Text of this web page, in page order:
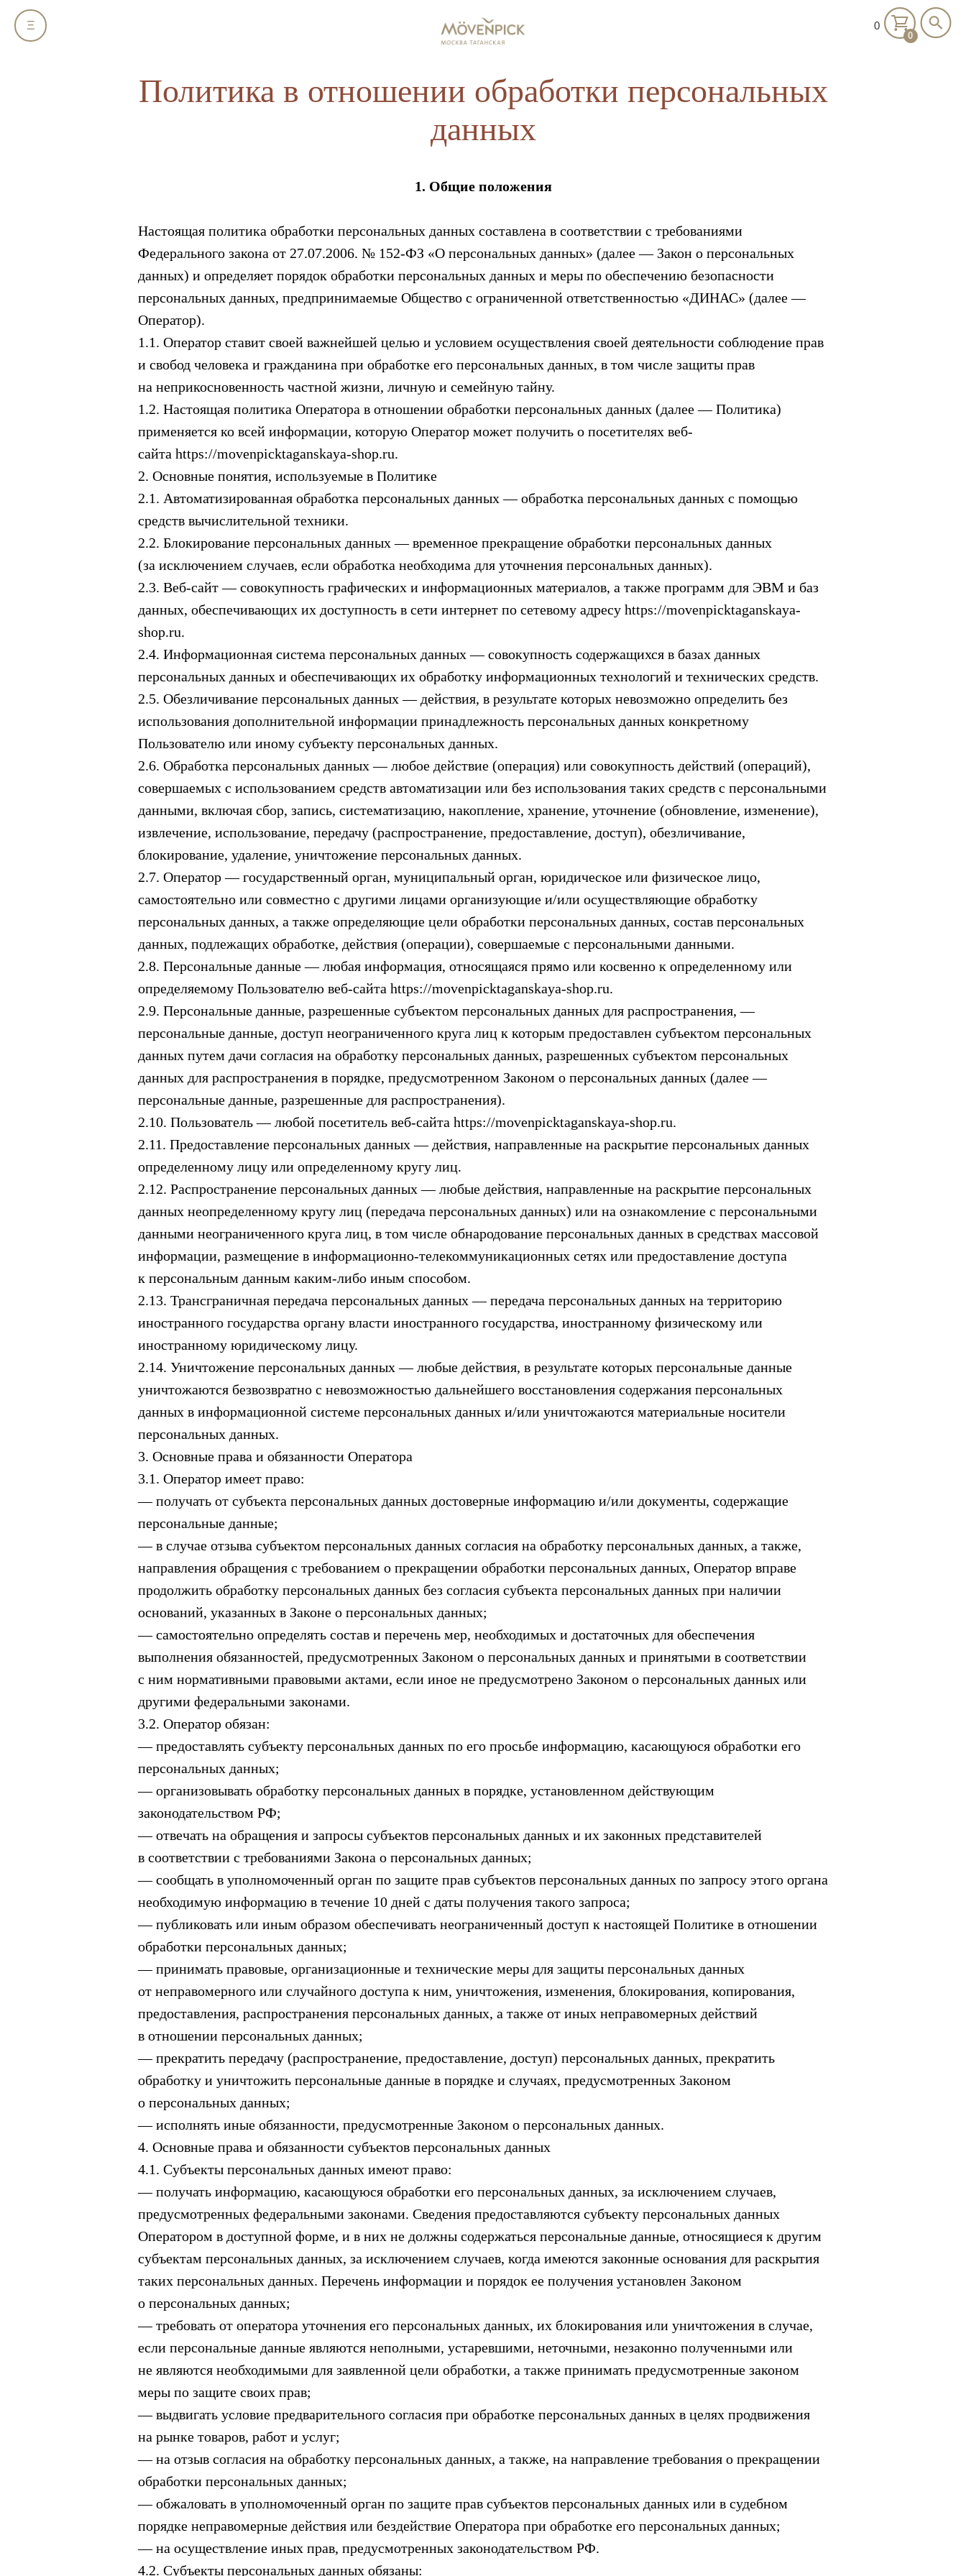
Ξ 0
0
Политика в отношении обработки персональных
данных
1. Общие положения
Настоящая политика обработки персональных данных составлена в соответствии с требованиями
Федерального закона от 27.07.2006. № 152-ФЗ «О персональных данных» (далее — Закон о персональных
данных) и определяет порядок обработки персональных данных и меры по обеспечению безопасности
персональных данных, предпринимаемые Общество с ограниченной ответственностью «ДИНАС» (далее —
Оператор).
1.1. Оператор ставит своей важнейшей целью и условием осуществления своей деятельности соблюдение прав
и свобод человека и гражданина при обработке его персональных данных, в том числе защиты прав
на неприкосновенность частной жизни, личную и семейную тайну.
1.2. Настоящая политика Оператора в отношении обработки персональных данных (далее — Политика)
применяется ко всей информации, которую Оператор может получить о посетителях веб-
сайта https://movenpicktaganskaya-shop.ru.
2. Основные понятия, используемые в Политике
2.1. Автоматизированная обработка персональных данных — обработка персональных данных с помощью
средств вычислительной техники.
2.2. Блокирование персональных данных — временное прекращение обработки персональных данных
(за исключением случаев, если обработка необходима для уточнения персональных данных).
2.3. Веб-сайт — совокупность графических и информационных материалов, а также программ для ЭВМ и баз
данных, обеспечивающих их доступность в сети интернет по сетевому адресу https://movenpicktaganskaya-
shop.ru.
2.4. Информационная система персональных данных — совокупность содержащихся в базах данных
персональных данных и обеспечивающих их обработку информационных технологий и технических средств.
2.5. Обезличивание персональных данных — действия, в результате которых невозможно определить без
использования дополнительной информации принадлежность персональных данных конкретному
Пользователю или иному субъекту персональных данных.
2.6. Обработка персональных данных — любое действие (операция) или совокупность действий (операций),
совершаемых с использованием средств автоматизации или без использования таких средств с персональными
данными, включая сбор, запись, систематизацию, накопление, хранение, уточнение (обновление, изменение),
извлечение, использование, передачу (распространение, предоставление, доступ), обезличивание,
блокирование, удаление, уничтожение персональных данных.
2.7. Оператор — государственный орган, муниципальный орган, юридическое или физическое лицо,
самостоятельно или совместно с другими лицами организующие и/или осуществляющие обработку
персональных данных, а также определяющие цели обработки персональных данных, состав персональных
данных, подлежащих обработке, действия (операции), совершаемые с персональными данными.
2.8. Персональные данные — любая информация, относящаяся прямо или косвенно к определенному или
определяемому Пользователю веб-сайта https://movenpicktaganskaya-shop.ru.
2.9. Персональные данные, разрешенные субъектом персональных данных для распространения, —
персональные данные, доступ неограниченного круга лиц к которым предоставлен субъектом персональных
данных путем дачи согласия на обработку персональных данных, разрешенных субъектом персональных
данных для распространения в порядке, предусмотренном Законом о персональных данных (далее —
персональные данные, разрешенные для распространения).
2.10. Пользователь — любой посетитель веб-сайта https://movenpicktaganskaya-shop.ru.
2.11. Предоставление персональных данных — действия, направленные на раскрытие персональных данных
определенному лицу или определенному кругу лиц.
2.12. Распространение персональных данных — любые действия, направленные на раскрытие персональных
данных неопределенному кругу лиц (передача персональных данных) или на ознакомление с персональными
данными неограниченного круга лиц, в том числе обнародование персональных данных в средствах массовой
информации, размещение в информационно-телекоммуникационных сетях или предоставление доступа
к персональным данным каким-либо иным способом.
2.13. Трансграничная передача персональных данных — передача персональных данных на территорию
иностранного государства органу власти иностранного государства, иностранному физическому или
иностранному юридическому лицу.
2.14. Уничтожение персональных данных — любые действия, в результате которых персональные данные
уничтожаются безвозвратно с невозможностью дальнейшего восстановления содержания персональных
данных в информационной системе персональных данных и/или уничтожаются материальные носители
персональных данных.
3. Основные права и обязанности Оператора
3.1. Оператор имеет право:
— получать от субъекта персональных данных достоверные информацию и/или документы, содержащие
персональные данные;
— в случае отзыва субъектом персональных данных согласия на обработку персональных данных, а также,
направления обращения с требованием о прекращении обработки персональных данных, Оператор вправе
продолжить обработку персональных данных без согласия субъекта персональных данных при наличии
оснований, указанных в Законе о персональных данных;
— самостоятельно определять состав и перечень мер, необходимых и достаточных для обеспечения
выполнения обязанностей, предусмотренных Законом о персональных данных и принятыми в соответствии
с ним нормативными правовыми актами, если иное не предусмотрено Законом о персональных данных или
другими федеральными законами.
3.2. Оператор обязан:
— предоставлять субъекту персональных данных по его просьбе информацию, касающуюся обработки его
персональных данных;
— организовывать обработку персональных данных в порядке, установленном действующим
законодательством РФ;
— отвечать на обращения и запросы субъектов персональных данных и их законных представителей
в соответствии с требованиями Закона о персональных данных;
— сообщать в уполномоченный орган по защите прав субъектов персональных данных по запросу этого органа
необходимую информацию в течение 10 дней с даты получения такого запроса;
— публиковать или иным образом обеспечивать неограниченный доступ к настоящей Политике в отношении
обработки персональных данных;
— принимать правовые, организационные и технические меры для защиты персональных данных
от неправомерного или случайного доступа к ним, уничтожения, изменения, блокирования, копирования,
предоставления, распространения персональных данных, а также от иных неправомерных действий
в отношении персональных данных;
— прекратить передачу (распространение, предоставление, доступ) персональных данных, прекратить
обработку и уничтожить персональные данные в порядке и случаях, предусмотренных Законом
о персональных данных;
— исполнять иные обязанности, предусмотренные Законом о персональных данных.
4. Основные права и обязанности субъектов персональных данных
4.1. Субъекты персональных данных имеют право:
— получать информацию, касающуюся обработки его персональных данных, за исключением случаев,
предусмотренных федеральными законами. Сведения предоставляются субъекту персональных данных
Оператором в доступной форме, и в них не должны содержаться персональные данные, относящиеся к другим
субъектам персональных данных, за исключением случаев, когда имеются законные основания для раскрытия
таких персональных данных. Перечень информации и порядок ее получения установлен Законом
о персональных данных;
— требовать от оператора уточнения его персональных данных, их блокирования или уничтожения в случае,
если персональные данные являются неполными, устаревшими, неточными, незаконно полученными или
не являются необходимыми для заявленной цели обработки, а также принимать предусмотренные законом
меры по защите своих прав;
— выдвигать условие предварительного согласия при обработке персональных данных в целях продвижения
на рынке товаров, работ и услуг;
— на отзыв согласия на обработку персональных данных, а также, на направление требования о прекращении
обработки персональных данных;
— обжаловать в уполномоченный орган по защите прав субъектов персональных данных или в судебном
порядке неправомерные действия или бездействие Оператора при обработке его персональных данных;
— на осуществление иных прав, предусмотренных законодательством РФ.
4.2. Субъекты персональных данных обязаны: